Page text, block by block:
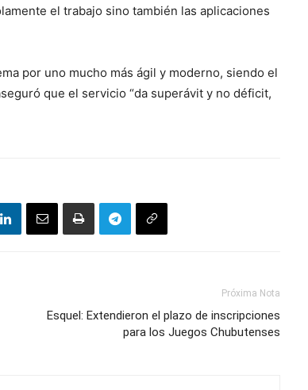
el trabajo sino también las aplicaciones
por uno mucho más ágil y moderno, siendo el
que el servicio “da superávit y no déficit,
Próxima Nota
Esquel: Extendieron el plazo de inscripciones
para los Juegos Chubutenses